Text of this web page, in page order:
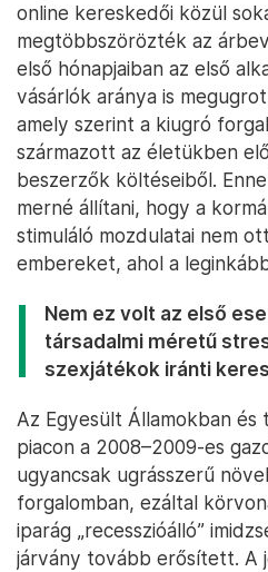
online kereskedői közül
megtöbbszörözték az
első hónapjaiban az első
vásárlók aránya is
amely szerint a kiugró
származott az életükben
beszerzők költéseiből.
merné állítani, hogy a
stimuláló mozdulatai nem
embereket, ahol a
Nem ez volt az első
társadalmi méretű
szexjátékok iránti
Az Egyesült Államokban
piacon a 2008–2009-es
ugyancsak ugrásszerű
forgalomban, ezáltal
iparág „recesszióálló”
járvány tovább erősített. A